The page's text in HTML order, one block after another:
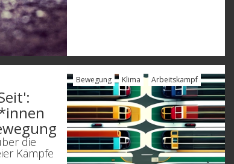
Bewegung Klima Arbeitskampf
die
Kämpfe